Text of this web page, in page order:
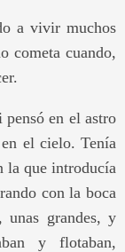
a vivir muchos
cometa cuando,
en el astro
el cielo. Tenía
la que introducía
con la boca
unas grandes, y
y flotaban,